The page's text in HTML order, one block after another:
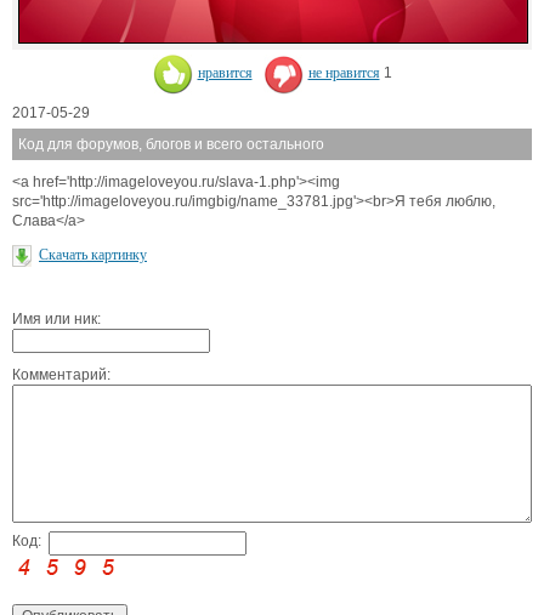
нравится не нравится 1
2017-05-29
Код для форумов, блогов и всего остального
<a href='http://imageloveyou.ru/slava-1.php'><img
src='http://imageloveyou.ru/imgbig/name_33781.jpg'><br>Я тебя люблю,
Слава</a>
Скачать картинку
Имя или ник:
Комментарий:
Код: